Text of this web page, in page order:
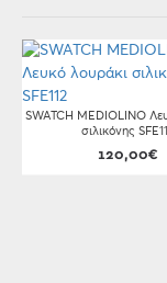
SWATCH MEDIOLINO
σιλικόνης
120,00€